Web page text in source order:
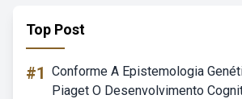
Top Post
#1 Conforme A Epistemologia
Piaget O Desenvolvimento